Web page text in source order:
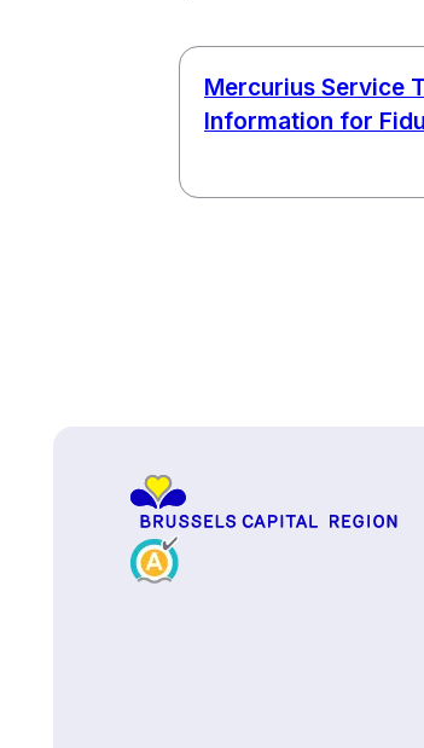
Mercurius Service
Information for